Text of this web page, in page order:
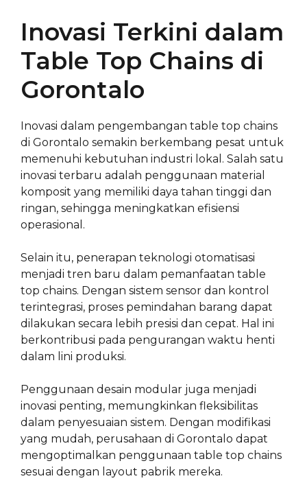
Inovasi Terkini dalam
Table Top Chains di
Gorontalo
Inovasi dalam pengembangan table top chains
di Gorontalo semakin berkembang pesat untuk
memenuhi kebutuhan industri lokal. Salah satu
inovasi terbaru adalah penggunaan material
komposit yang memiliki daya tahan tinggi dan
ringan, sehingga meningkatkan efisiensi
operasional.
Selain itu, penerapan teknologi otomatisasi
menjadi tren baru dalam pemanfaatan table
top chains. Dengan sistem sensor dan kontrol
terintegrasi, proses pemindahan barang dapat
dilakukan secara lebih presisi dan cepat. Hal ini
berkontribusi pada pengurangan waktu henti
dalam lini produksi.
Penggunaan desain modular juga menjadi
inovasi penting, memungkinkan fleksibilitas
dalam penyesuaian sistem. Dengan modifikasi
yang mudah, perusahaan di Gorontalo dapat
mengoptimalkan penggunaan table top chains
sesuai dengan layout pabrik mereka.